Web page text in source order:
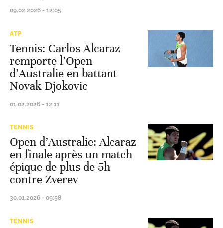
09.02.2026 - 12:05
ATP
Tennis: Carlos Alcaraz
remporte l’Open
d’Australie en battant
Novak Djokovic
01.02.2026 - 12:11
TENNIS
Open d’Australie: Alcaraz
en finale après un match
épique de plus de 5h
contre Zverev
30.01.2026 - 09:58
TENNIS